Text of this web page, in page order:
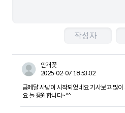
안개꽃
2025-02-07 18:53:02
금메달 사냥이 시작되었네요 기사보고 많
요 늘 응원합니다~^^